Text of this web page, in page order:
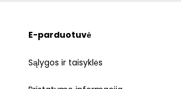
E-parduotuvė
Sąlygos ir taisyklės